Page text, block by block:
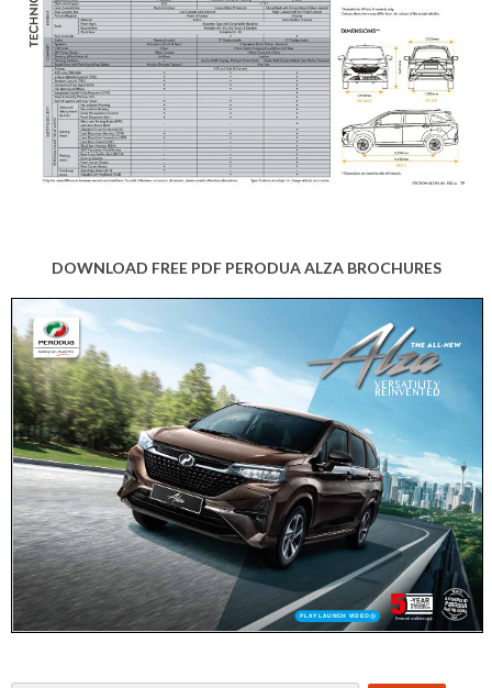
DOWNLOAD FREE PDF PERODUA ALZA BROCHURES